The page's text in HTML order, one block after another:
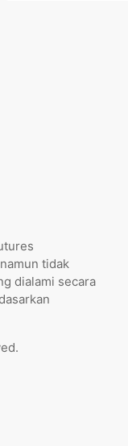
tidak
dialami secara